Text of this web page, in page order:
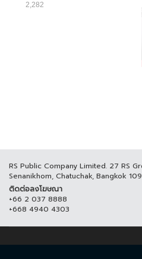
2,282
RS Public Company Limited. 27 RS
Senanikhom, Chatuchak, Bangkok
ติดต่อลงโฆษณา
+66 2 037 8888
+668 4940 4303
© COPYRIGHT 2017